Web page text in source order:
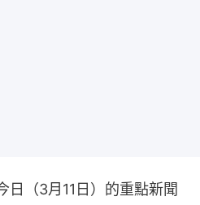
日（3月11日）的重點新聞